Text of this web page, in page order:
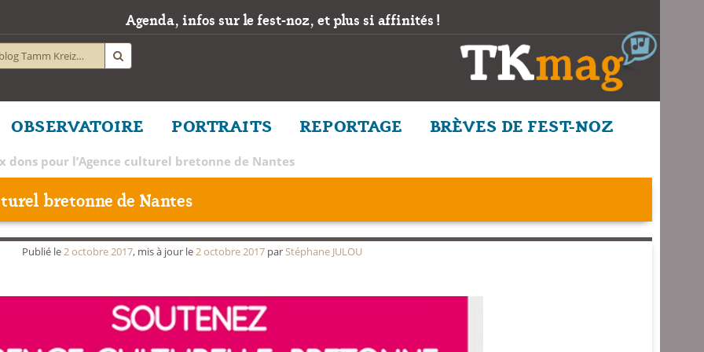
Agenda, infos sur le fest-noz, et plus si affinités !
OBSERVATOIRE PORTRAITS REPORTAGE BRÈVES DE FEST-NOZ
dons pour l’Agence culturel bretonne de Nantes
bretonne de Nantes
Publié le2 octobre 2017, mis à jour le2 octobre 2017 parStéphane JULOU